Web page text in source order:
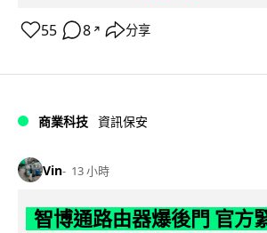
55 8 ↗ 分享
商業科技 資訊保安
Vin 13 小時
智博通路由器爆後門 官方